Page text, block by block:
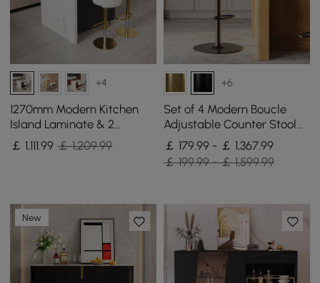
+4
1270mm Modern Kitchen
Island Laminate & 2
Counter Stools Set Storage
Cabinet
￡ 1,111.99 ￡ 1,209.99
+6
Set of 4 Modern Boucle
Adjustable Counter Stool
with Swivel Base
￡ 179.99 - ￡ 1,367.99
￡ 199.99 - ￡ 1,599.99
New